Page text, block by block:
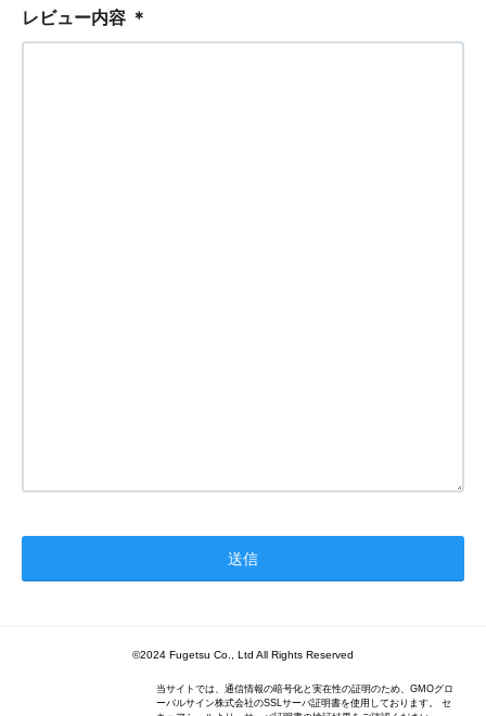
レビュー内容 ＊
©2024 Fugetsu Co., Ltd All Rights Reserved
当サイトでは、通信情報の暗号化と実在性の証明のため、GMOグロ
ーバルサイン株式会社のSSLサーバ証明書を使用しております。 セ